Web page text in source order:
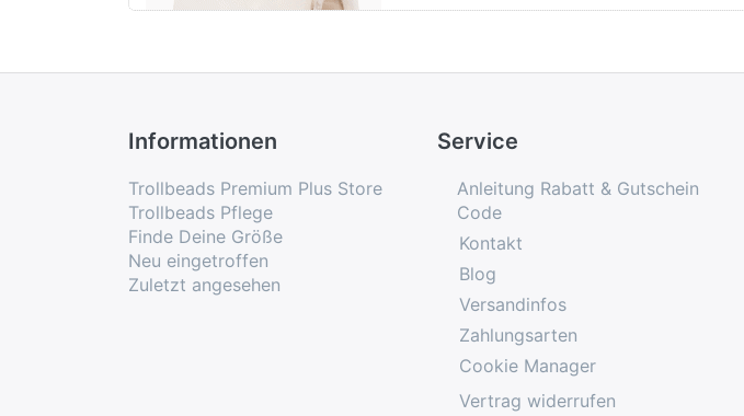
Informationen
Trollbeads Premium Plus Store
Trollbeads Pflege
Finde Deine Größe
Neu eingetroffen
Zuletzt angesehen
Service
Anleitung Rabatt & Gutschein
Code
Kontakt
Blog
Versandinfos
Zahlungsarten
Cookie Manager
Vertrag widerrufen